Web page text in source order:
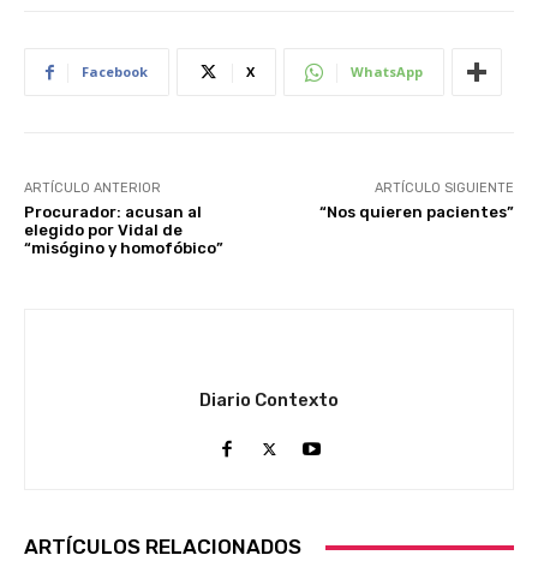
Facebook X WhatsApp
ARTÍCULO ANTERIOR
Procurador: acusan al
elegido por Vidal de
“misógino y homofóbico”
ARTÍCULO SIGUIENTE
“Nos quieren pacientes”
Diario Contexto
ARTÍCULOS RELACIONADOS